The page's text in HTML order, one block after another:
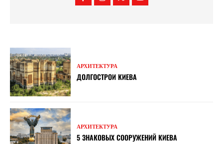
АРХИТЕКТУРА
ДОЛГОСТРОИ КИЕВА
АРХИТЕКТУРА
5 ЗНАКОВЫХ СООРУЖЕНИЙ КИЕВА